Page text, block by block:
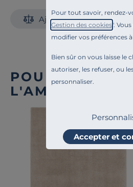
Pour tout savoir, rendez-
Gestion des cookies".
modifier vos préférences
Bien sûr on vous laisse le
autoriser, les refuser, ou
personnaliser.
Accepter et
Ajouter au comparateur
POUR
L'AMBIANCE